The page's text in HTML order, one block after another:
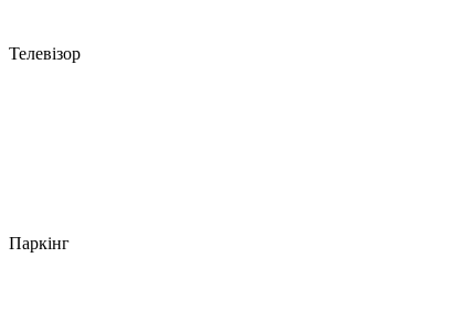
Телевізор
Паркінг